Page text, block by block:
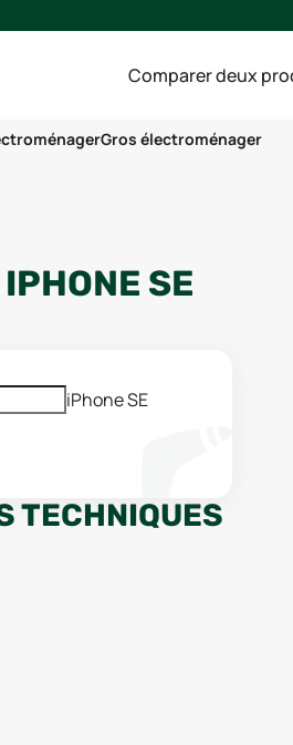
Comparer deux
Gros électroménager
IPHONE SE
iPhone SE
TECHNIQUES